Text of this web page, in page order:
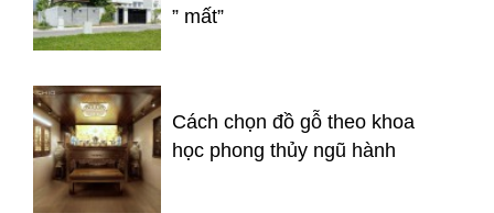
” mất”
Cách chọn đồ gỗ theo khoa
học phong thủy ngũ hành